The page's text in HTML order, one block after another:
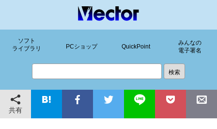
ソフト
ライブラリ
PCショップ QuickPoint
みんなの
電子署名
共有